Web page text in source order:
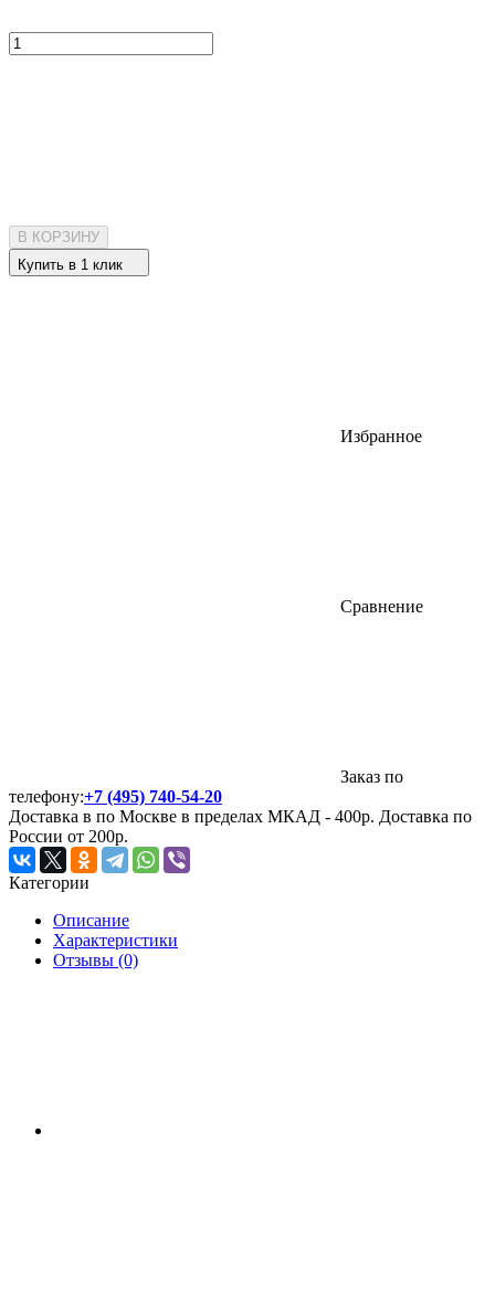
В КОРЗИНУ
Купить в 1 клик
Избранное
Сравнение
Заказ по
телефону:+7 (495) 740-54-20
Доставка в по Москве в пределах МКАД - 400р. Доставка по
России от 200р.
Категории
Описание
Характеристики
Отзывы (0)